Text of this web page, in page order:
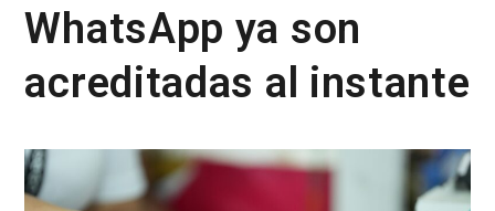
WhatsApp ya son
acreditadas al instante